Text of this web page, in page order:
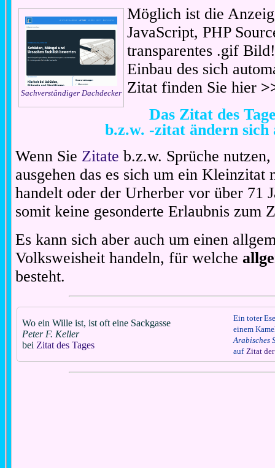
Sachverständiger Dachdecker
Möglich ist die
JavaScript, PHP
transparentes .gif
Einbau des sich
Zitat finden Sie hier
Das Zitat des
b.z.w. -zitat ändern sich
Wenn Sie Zitate b.z.w. Sprüche
ausgehen das es sich um ein Kleinzitat
handelt oder der Urherber vor über 71
somit keine gesonderte Erlaubnis zum
Es kann sich aber auch um einen
Volksweisheit handeln, für welche
besteht.
Wo ein Wille ist, ist oft eine Sackgasse
Peter F. Keller
bei Zitat des Tages
Ein toter
einem
Arabisches
auf Zitat